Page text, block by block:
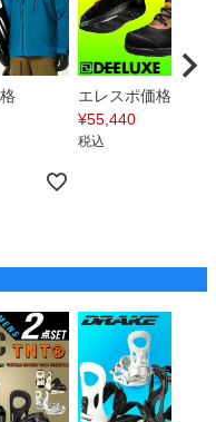
エレスポ価格
¥55,440
税込